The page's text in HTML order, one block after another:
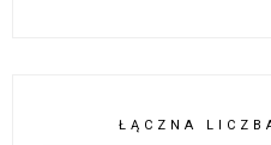
ŁĄCZNA